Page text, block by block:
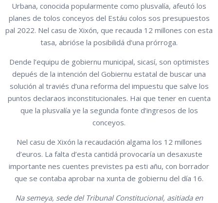
Urbana, conocida popularmente como plusvalía, afeutó los
planes de tolos conceyos del Estáu colos sos presupuestos
pal 2022. Nel casu de Xixón, que recauda 12 millones con esta
tasa, abrióse la posibilidá d’una prórroga.
Dende l’equipu de gobiernu municipal, sicasí, son optimistes
depués de la intención del Gobiernu estatal de buscar una
solución al traviés d’una reforma del impuestu que salve los
puntos declaraos inconstitucionales. Hai que tener en cuenta
que la plusvalía ye la segunda fonte d’ingresos de los
conceyos.
Nel casu de Xixón la recaudación algama los 12 millones
d’euros. La falta d’esta cantidá provocaría un desaxuste
importante nes cuentes previstes pa esti añu, con borrador
que se contaba aprobar na xunta de gobiernu del día 16.
Na semeya, sede del Tribunal Constitucional, asitiada en